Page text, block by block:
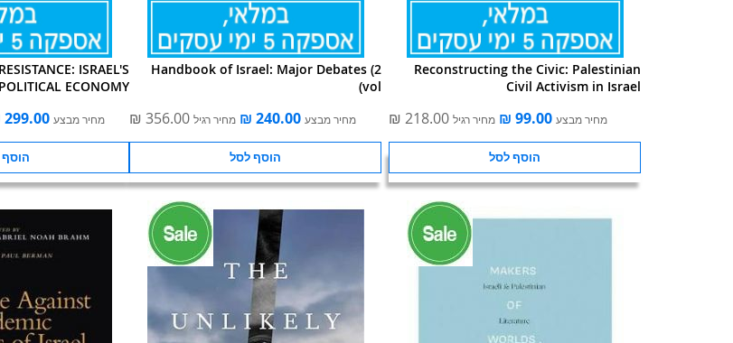
Reconstructing the Civic: Palestinian
Civil Activism in Israel
מחיר מבצע מחיר רגיל
הוסף לסל
Handbook of Israel: Major Debates (2
vol)
מחיר מבצע מחיר רגיל
הוסף לסל
ISRAEL'S
POLITICAL ECONOMY
מחיר מבצע ‏299.00 ‏₪